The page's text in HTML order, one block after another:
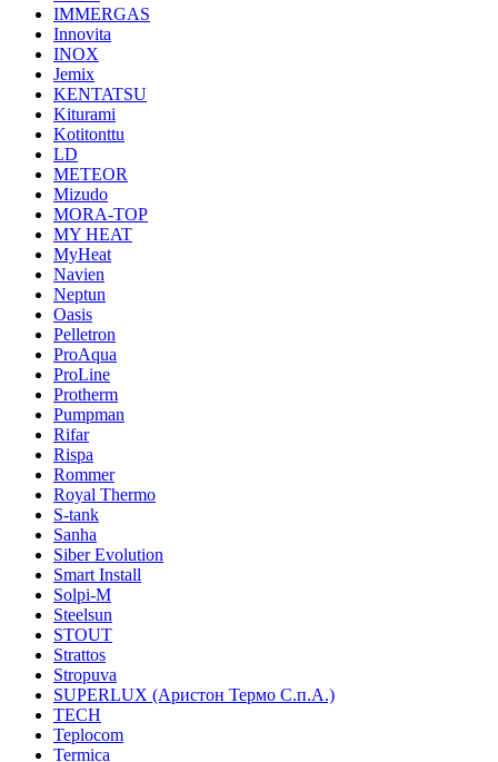
IMMERGAS
Innovita
INOX
Jemix
KENTATSU
Kiturami
Kotitonttu
LD
METEOR
Mizudo
MORA-TOP
MY HEAT
MyHeat
Navien
Neptun
Oasis
Pelletron
ProAqua
ProLine
Protherm
Pumpman
Rifar
Rispa
Rommer
Royal Thermo
S-tank
Sanha
Siber Evolution
Smart Install
Solpi-M
Steelsun
STOUT
Strattos
Stropuva
SUPERLUX (Аристон Термо С.п.А.)
TECH
Teplocom
Termica